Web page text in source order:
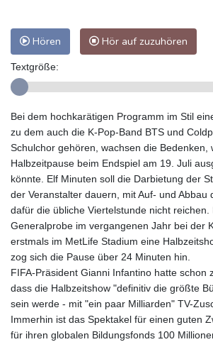
Hören Hör auf zuzuhören
Textgröße:
Bei dem hochkarätigen Programm im Stil
zu dem auch die K-Pop-Band BTS und
Schulchor gehören, wachsen die Bedenken,
Halbzeitpause beim Endspiel am 19. Juli
könnte. Elf Minuten soll die Darbietung der
der Veranstalter dauern, mit Auf- und Abbau
dafür die übliche Viertelstunde nicht reichen.
Generalprobe im vergangenen Jahr bei der
erstmals im MetLife Stadium eine
zog sich die Pause über 24 Minuten hin.
FIFA-Präsident Gianni Infantino hatte schon
dass die Halbzeitshow "definitiv die größte
sein werde - mit "ein paar Milliarden" TV-
Immerhin ist das Spektakel für einen guten
für ihren globalen Bildungsfonds 100